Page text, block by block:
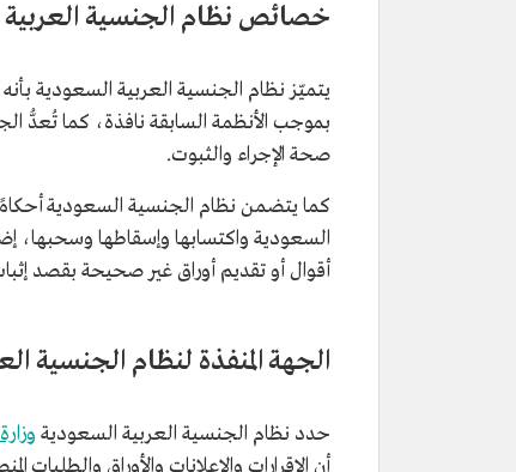
خصائص نظام الجنسية
يتميّز نظام الجنسية العربية السعودية
بموجب الأنظمة السابقة نافذة، كما تُعدُّ
صحة الإجراء والثبوت.
كما يتضمن نظام الجنسية السعودية
السعودية واكتسابها وإسقاطها وسحبها،
أقوال أو تقديم أوراق غير صحيحة بقصد
الجهة المنفذة لنظام الجنسية
حدد نظام الجنسية العربية السعودية
أن الإقرارات والإعلانات والأوراق